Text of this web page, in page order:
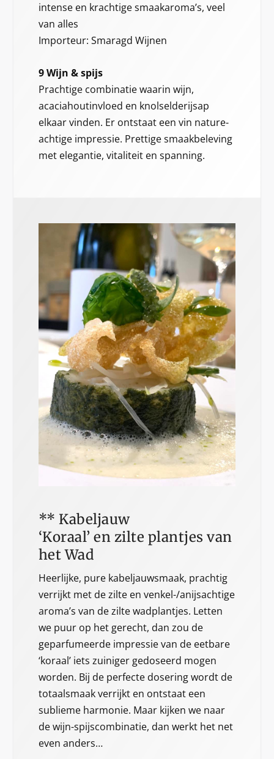
intense en krachtige smaakaroma’s, veel
van alles
Importeur: Smaragd Wijnen
9 Wijn & spijs
Prachtige combinatie waarin wijn,
acaciahoutinvloed en knolselderijsap
elkaar vinden. Er ontstaat een vin nature-
achtige impressie. Prettige smaakbeleving
met elegantie, vitaliteit en spanning.
** Kabeljauw
‘Koraal’ en zilte plantjes van
het Wad
Heerlijke, pure kabeljauwsmaak, prachtig
verrijkt met de zilte en venkel-/anijsachtige
aroma’s van de zilte wadplantjes. Letten
we puur op het gerecht, dan zou de
geparfumeerde impressie van de eetbare
‘koraal’ iets zuiniger gedoseerd mogen
worden. Bij de perfecte dosering wordt de
totaalsmaak verrijkt en ontstaat een
sublieme harmonie. Maar kijken we naar
de wijn-spijscombinatie, dan werkt het net
even anders…